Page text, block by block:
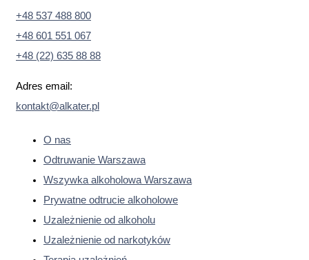
+48 537 488 800
+48 601 551 067
+48 (22) 635 88 88
Adres email:
kontakt@alkater.pl
O nas
Odtruwanie Warszawa
Wszywka alkoholowa Warszawa
Prywatne odtrucie alkoholowe
Uzależnienie od alkoholu
Uzależnienie od narkotyków